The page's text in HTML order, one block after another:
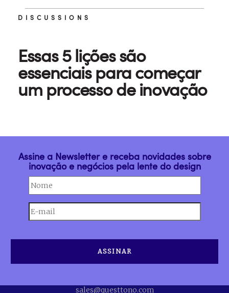
DISCUSSIONS
Essas 5 lições são
essenciais para começar
um processo de inovação
Assine a Newsletter e receba novidades sobre
inovação e negócios pela lente do design
sales@questtono.com